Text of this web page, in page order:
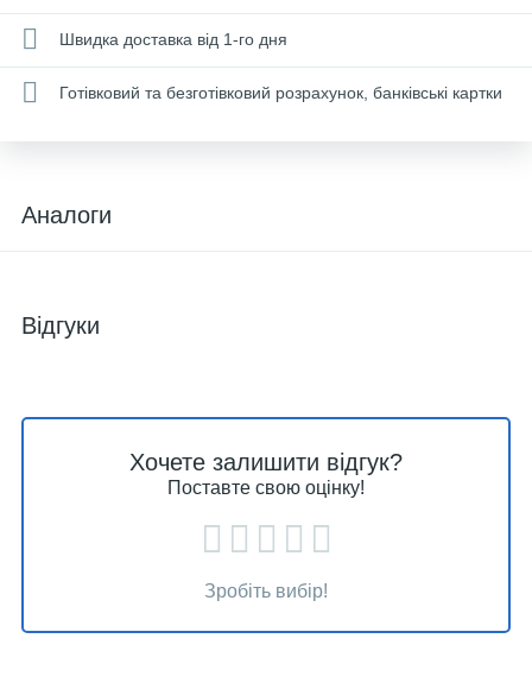
Швидка доставка від 1-го дня
Готівковий та безготівковий розрахунок, банківські картки
Аналоги
Відгуки
Хочете залишити відгук?
Поставте свою оцінку!
Зробіть вибір!